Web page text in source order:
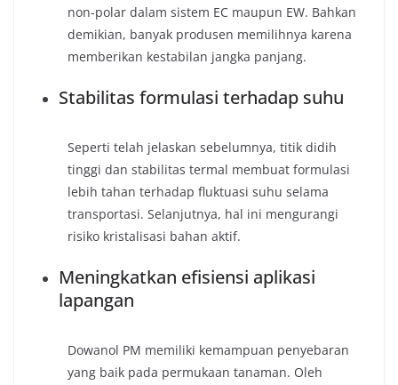
non-polar dalam sistem EC maupun EW. Bahkan
demikian, banyak produsen memilihnya karena
memberikan kestabilan jangka panjang.
Stabilitas formulasi terhadap suhu
Seperti telah jelaskan sebelumnya, titik didih
tinggi dan stabilitas termal membuat formulasi
lebih tahan terhadap fluktuasi suhu selama
transportasi. Selanjutnya, hal ini mengurangi
risiko kristalisasi bahan aktif.
Meningkatkan efisiensi aplikasi
lapangan
Dowanol PM memiliki kemampuan penyebaran
yang baik pada permukaan tanaman. Oleh